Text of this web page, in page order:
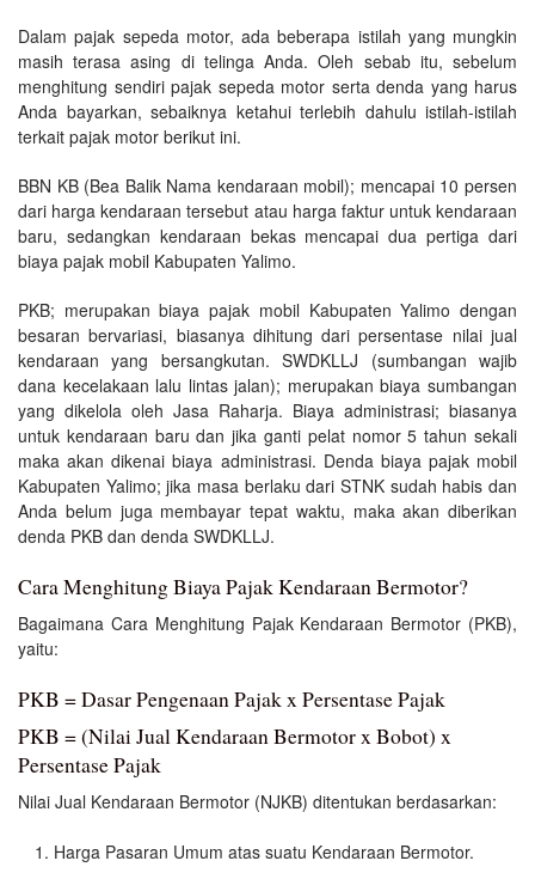
Dalam pajak sepeda motor, ada beberapa istilah yang mungkin
masih terasa asing di telinga Anda. Oleh sebab itu, sebelum
menghitung sendiri pajak sepeda motor serta denda yang harus
Anda bayarkan, sebaiknya ketahui terlebih dahulu istilah-istilah
terkait pajak motor berikut ini.
BBN KB (Bea Balik Nama kendaraan mobil); mencapai 10 persen
dari harga kendaraan tersebut atau harga faktur untuk kendaraan
baru, sedangkan kendaraan bekas mencapai dua pertiga dari
biaya pajak mobil Kabupaten Yalimo.
PKB; merupakan biaya pajak mobil Kabupaten Yalimo dengan
besaran bervariasi, biasanya dihitung dari persentase nilai jual
kendaraan yang bersangkutan. SWDKLLJ (sumbangan wajib
dana kecelakaan lalu lintas jalan); merupakan biaya sumbangan
yang dikelola oleh Jasa Raharja. Biaya administrasi; biasanya
untuk kendaraan baru dan jika ganti pelat nomor 5 tahun sekali
maka akan dikenai biaya administrasi. Denda biaya pajak mobil
Kabupaten Yalimo; jika masa berlaku dari STNK sudah habis dan
Anda belum juga membayar tepat waktu, maka akan diberikan
denda PKB dan denda SWDKLLJ.
Cara Menghitung Biaya Pajak Kendaraan Bermotor?
Bagaimana Cara Menghitung Pajak Kendaraan Bermotor (PKB),
yaitu:
PKB = Dasar Pengenaan Pajak x Persentase Pajak
PKB = (Nilai Jual Kendaraan Bermotor x Bobot) x
Persentase Pajak
Nilai Jual Kendaraan Bermotor (NJKB) ditentukan berdasarkan:
Harga Pasaran Umum atas suatu Kendaraan Bermotor.